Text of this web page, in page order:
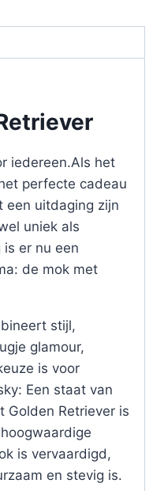
iedereen.Als het
perfecte cadeau
een uitdaging zijn
uniek als
er nu een
de mok met
stijl,
glamour,
is voor
Een staat van
Golden Retriever is
is vervaardigd,
en stevig is.